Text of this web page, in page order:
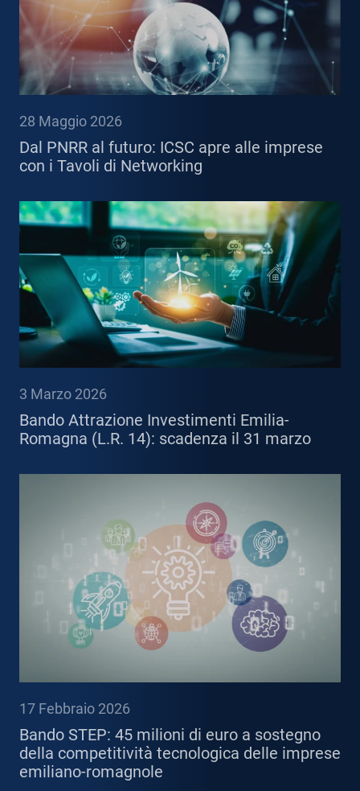
28 Maggio 2026
Dal PNRR al futuro: ICSC apre alle imprese
con i Tavoli di Networking
3 Marzo 2026
Bando Attrazione Investimenti Emilia-
Romagna (L.R. 14): scadenza il 31 marzo
17 Febbraio 2026
Bando STEP: 45 milioni di euro a sostegno
della competitività tecnologica delle imprese
emiliano-romagnole